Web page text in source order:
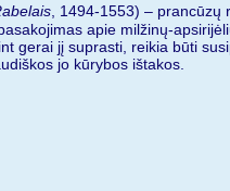
, 1494-1553) – prancūzų
apie milžinų-
gerai jį suprasti, reikia būti
jo kūrybos ištakos.